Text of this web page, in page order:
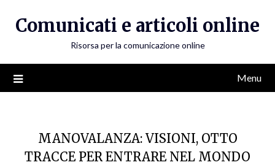
Comunicati e articoli online
Risorsa per la comunicazione online
Menu
MANOVALANZA: VISIONI, OTTO
TRACCE PER ENTRARE NEL MONDO